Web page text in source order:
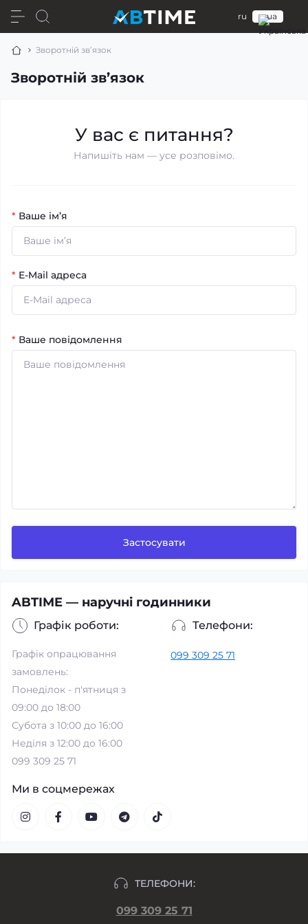
ru ua
Зворотній зв’язок
Зворотній зв’язок
У вас є питання?
Напишіть нам — усе розповімо.
* Ваше ім’я
* E-Mail адреса
* Ваше повідомлення
Застосувати
ABTIME — наручні годинники
Графік роботи:
Графік опрацювання
замовлень:
Понеділок - п'ятниця з
09:00 до 18:00
Субота з 10:00 до 16:00
Неділя з 12:00 до 16:00
099 309 25 71
Телефони:
099 309 25 71
Ми в соцмережах
ТЕЛЕФОНИ:
099 309 25 71